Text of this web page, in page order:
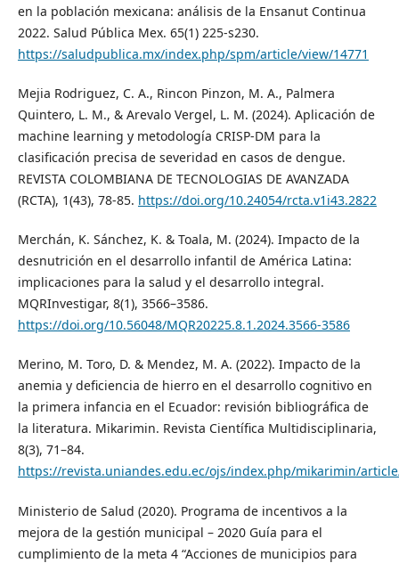
en la población mexicana: análisis de la Ensanut Continua
2022. Salud Pública Mex. 65(1) 225-s230.
https://saludpublica.mx/index.php/spm/article/view/14771
Mejia Rodriguez, C. A., Rincon Pinzon, M. A., Palmera
Quintero, L. M., & Arevalo Vergel, L. M. (2024). Aplicación de
machine learning y metodología CRISP-DM para la
clasificación precisa de severidad en casos de dengue.
REVISTA COLOMBIANA DE TECNOLOGIAS DE AVANZADA
(RCTA), 1(43), 78-85. https://doi.org/10.24054/rcta.v1i43.2822
Merchán, K. Sánchez, K. & Toala, M. (2024). Impacto de la
desnutrición en el desarrollo infantil de América Latina:
implicaciones para la salud y el desarrollo integral.
MQRInvestigar, 8(1), 3566–3586.
https://doi.org/10.56048/MQR20225.8.1.2024.3566-3586
Merino, M. Toro, D. & Mendez, M. A. (2022). Impacto de la
anemia y deficiencia de hierro en el desarrollo cognitivo en
la primera infancia en el Ecuador: revisión bibliográfica de
la literatura. Mikarimin. Revista Científica Multidisciplinaria,
8(3), 71–84.
https://revista.uniandes.edu.ec/ojs/index.php/mikarimin/
Ministerio de Salud (2020). Programa de incentivos a la
mejora de la gestión municipal – 2020 Guía para el
cumplimiento de la meta 4 “Acciones de municipios para